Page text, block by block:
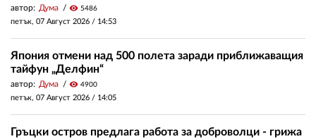
автор: Дума visibility 5486
петък, 07 Август 2026 / 14:53
Япония отмени над 500 полета заради приближаващия
тайфун „Делфин“
автор: Дума visibility 4900
петък, 07 Август 2026 / 14:05
Гръцки остров предлага работа за доброволци - грижа